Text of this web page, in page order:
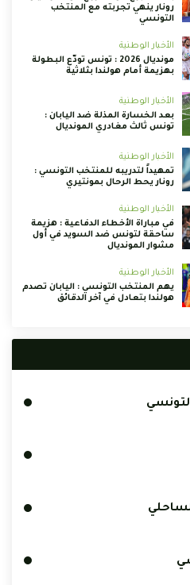
رونار ينهي تجربته مع المنتخب
التونسي
الأخبار الوطنية
مونديال 2026 : تونس تودّع البطولة
بهزيمة أمام هولندا بثلاثية
الأخبار الوطنية
بعد الخسارة المذلة ضد اليابان :
تونس ثالث مغادري المونديال
الأخبار الوطنية
تمهيداً لتدريبه للمنتخب التونسي :
رونار يحط الرحال بمونتيري
الأخبار الوطنية
في مباراة الأخطاء الدفاعية : هزيمة
ساحقة لتونس ضد السويد في أول
مشوار المونديال
الأخبار الوطنية
يهم المنتخب التونسي : اليابان تصدم
هولندا بتعادل في آخر الدقائق